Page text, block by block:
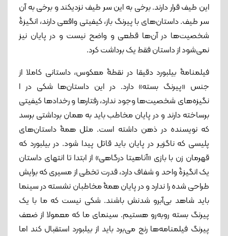
این طیف قرار دارند. برخی به این سر طیف نزدیکند و برخی به آن
سر طیف. داستان‌های با پیرنگ باز، کیفیتی واقعی دارند، انگیزۀ
شخصیت‌ها در آن‌ها قطعی و واضح نیست و در پایان نیز
نمی‌شود از داستان فقط یک برداشت کرد.
فیلمنامۀ بیلبورد دقیقا در نقطۀ معکوس، داستانی کاملا از
جنس «پیرنگ بسته» دارد. در این داستان‌ها شکی در ا
نگیزه‌های شخصیت‌ها وجود ندارد، رفتارها و رخدادها کیفیتی
برساخته دارند و در پایان مخاطب باید به همان برداشتی برسد
که نویسنده در ذهن داشته است. مثل همۀ داستان‌های
پلیسی که ناگزیر در پایان باید قاتل پیدا شود. در بیلبورد که
قهرمان زن با بازی «آناهیتا درگاهی» از ابتدا تا انتهای داستان
یک انگیزۀ واحد و شفاف دارد، قدرت تخطی از مسیری که برایش
طراحی شده را ندارد و در پایان همۀ مخاطبان نشسته در سینما
باید شاهد بی‌آبرو شدنش باشند. شکی نیست که ما با یک
پیرنگ بسته روبه‌رو هستیم. سینمای ما که معمولا از ضعف
پیرنگ فیلمنامه‌ها رنج می‌برد باید از بیلبورد استقبال کند اما